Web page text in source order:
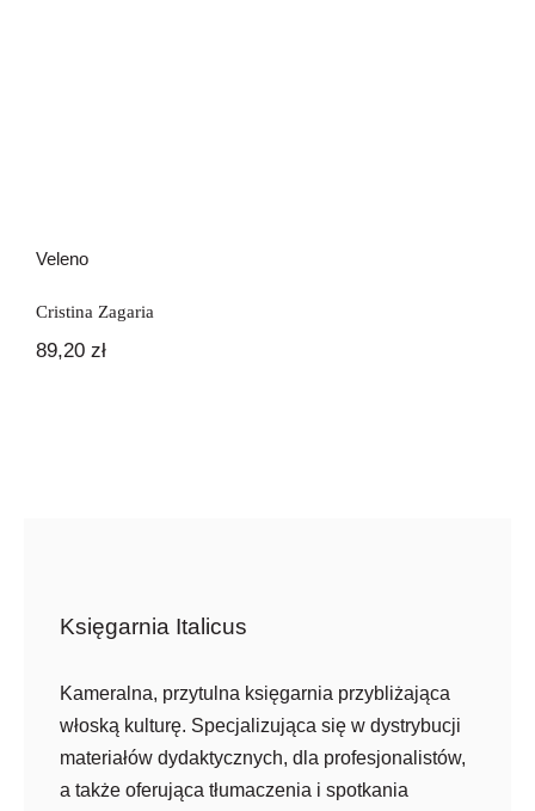
Veleno
Cristina Zagaria
89,20 zł
Księgarnia Italicus
Kameralna, przytulna księgarnia przybliżająca
włoską kulturę. Specjalizująca się w dystrybucji
materiałów dydaktycznych, dla profesjonalistów,
a także oferująca tłumaczenia i spotkania